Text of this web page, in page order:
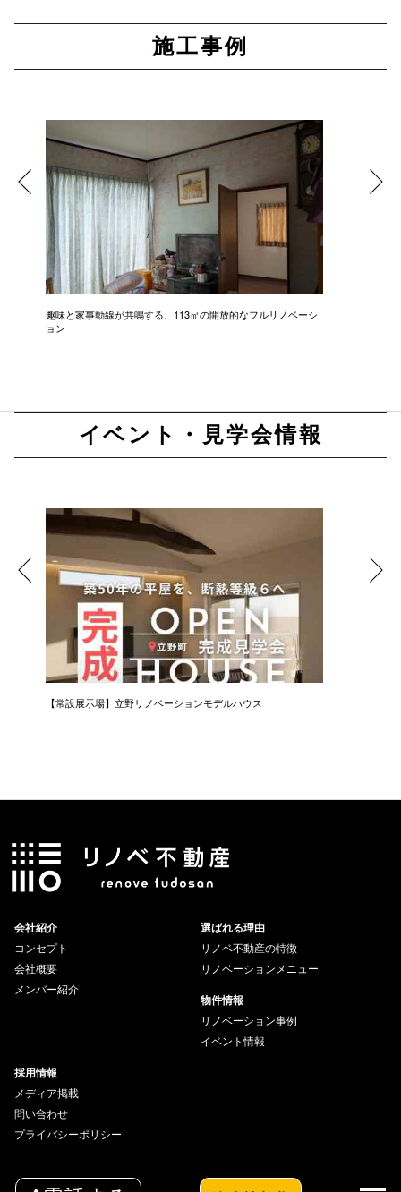
施工事例
趣味と家事動線が共鳴する、113㎡の開放的なフルリノベーシ
ョン
イベント・見学会情報
【常設展示場】立野リノベーションモデルハウス
会社紹介
コンセプト
会社概要
メンバー紹介
選ばれる理由
リノベ不動産の特徴
リノベーションメニュー
物件情報
リノベーション事例
イベント情報
採用情報
メディア掲載
問い合わせ
プライバシーポリシー